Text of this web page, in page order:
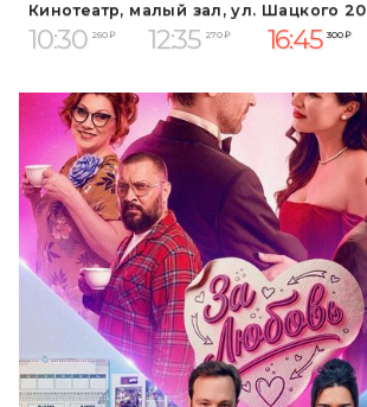
Кинотеатр, малый зал, ул. Шацкого 20
10:30 260 ₽ 12:35 270 ₽ 16:45 300 ₽